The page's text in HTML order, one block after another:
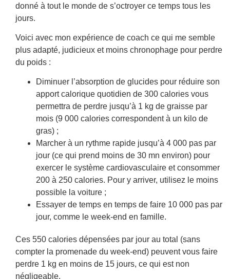
donné à tout le monde de s’octroyer ce temps tous les
jours.
Voici avec mon expérience de coach ce qui me semble
plus adapté, judicieux et moins chronophage pour perdre
du poids :
Diminuer l’absorption de glucides pour réduire son
apport calorique quotidien de 300 calories vous
permettra de perdre jusqu’à 1 kg de graisse par
mois (9 000 calories correspondent à un kilo de
gras) ;
Marcher à un rythme rapide jusqu’à 4 000 pas par
jour (ce qui prend moins de 30 mn environ) pour
exercer le système cardiovasculaire et consommer
200 à 250 calories. Pour y arriver, utilisez le moins
possible la voiture ;
Essayer de temps en temps de faire 10 000 pas par
jour, comme le week-end en famille.
Ces 550 calories dépensées par jour au total (sans
compter la promenade du week-end) peuvent vous faire
perdre 1 kg en moins de 15 jours, ce qui est non
négligeable.